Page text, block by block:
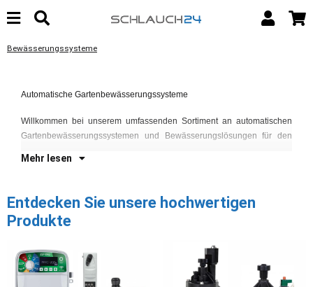
Bewässerungssysteme
Automatische Gartenbewässerungssysteme
Willkommen bei unserem umfassenden Sortiment an automatischen
Gartenbewässerungssystemen und Bewässerungslösungen für den
Mehr lesen
Entdecken Sie unsere hochwertigen
Produkte